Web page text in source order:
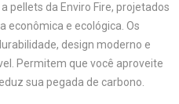
pellets da Enviro Fire, projetados
econômica e ecológica. Os
design moderno e
Permitem que você aproveite
sua pegada de carbono.